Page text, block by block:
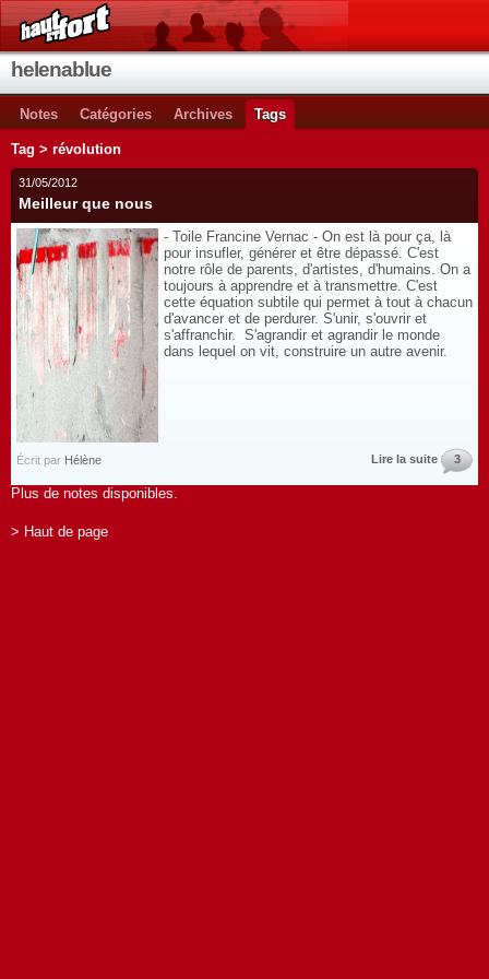
helenablue
Notes Catégories Archives Tags
Tag > révolution
31/05/2012
Meilleur que nous
- Toile Francine Vernac - On est là pour ça, là
pour insufler, générer et être dépassé. C'est
notre rôle de parents, d'artistes, d'humains. On a
toujours à apprendre et à transmettre. C'est
cette équation subtile qui permet à tout à chacun
d'avancer et de perdurer. S'unir, s'ouvrir et
s'affranchir. S'agrandir et agrandir le monde
dans lequel on vit, construire un autre avenir.
Écrit par Hélène Lire la suite 3
Plus de notes disponibles.
> Haut de page